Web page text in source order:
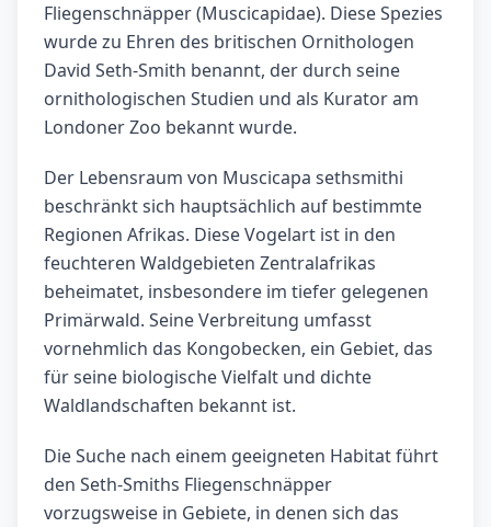
Fliegenschnäpper (Muscicapidae). Diese Spezies
wurde zu Ehren des britischen Ornithologen
David Seth-Smith benannt, der durch seine
ornithologischen Studien und als Kurator am
Londoner Zoo bekannt wurde.
Der Lebensraum von Muscicapa sethsmithi
beschränkt sich hauptsächlich auf bestimmte
Regionen Afrikas. Diese Vogelart ist in den
feuchteren Waldgebieten Zentralafrikas
beheimatet, insbesondere im tiefer gelegenen
Primärwald. Seine Verbreitung umfasst
vornehmlich das Kongobecken, ein Gebiet, das
für seine biologische Vielfalt und dichte
Waldlandschaften bekannt ist.
Die Suche nach einem geeigneten Habitat führt
den Seth-Smiths Fliegenschnäpper
vorzugsweise in Gebiete, in denen sich das